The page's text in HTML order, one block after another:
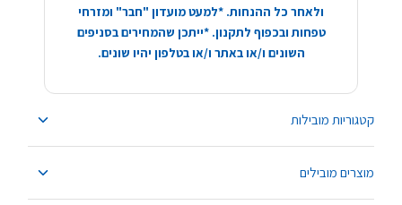
קטגוריות מובילות
מוצרים מובילים
ולאחר כל ההנחות. *למעט מועדון "חבר" ומזרחי
טפחות ובכפוף לתקנון. *ייתכן שהמחירים בסניפים
השונים ו/או באתר ו/או בטלפון יהיו שונים.